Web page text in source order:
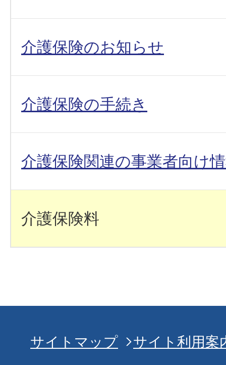
介護保険のお知らせ
介護保険の手続き
介護保険関連の事業者向け
介護保険料
サイトマップ
サイト利用案